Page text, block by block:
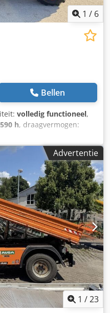
1 / 6
Bellen
volledig functioneel,
590 h, draagvermogen:
triplex, bouwhoogte:
pk)
, vorklengte:1.200 mm,
4.240 mm,
1.800 mm, All-terrain
Lastzwaartepunt: 500 mm
40 mm Masttype: Triplex
voor type: luchtbanden
voor staat: 80 -
Banden achter
DIRECT UIT
03.2026 MP Foto's
werklampen voor,
/
BEDIENING RECHTS
Advertentie
1 /23